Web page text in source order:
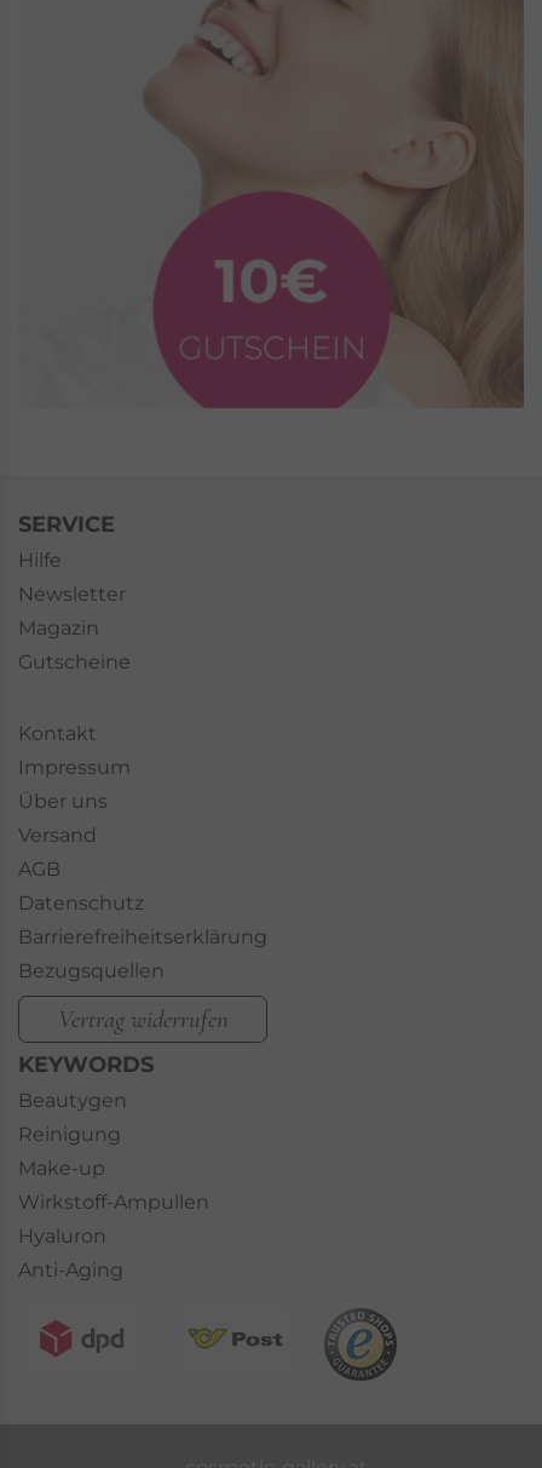
SERVICE
Hilfe
Newsletter
Magazin
Gutscheine
Kontakt
Impressum
Über uns
Versand
AGB
Datenschutz
Barrierefreiheitserklärung
Bezugsquellen
Vertrag widerrufen
KEYWORDS
Beautygen
Reinigung
Make-up
Wirkstoff-Ampullen
Hyaluron
Anti-Aging